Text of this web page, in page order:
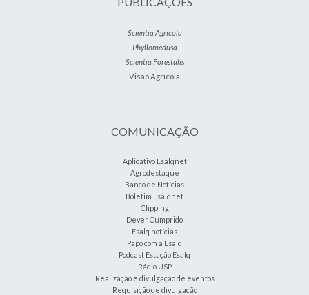
Scientia Agricola
Phyllomedusa
Scientia Forestalis
Visão Agrícola
COMUNICAÇÃO
Aplicativo Esalqnet
Agrodestaque
Banco de Notícias
Boletim Esalqnet
Clipping
Dever Cumprido
Esalq notícias
Papo com a Esalq
Podcast Estação Esalq
Rádio USP
Realização e divulgação de eventos
Requisição de divulgação